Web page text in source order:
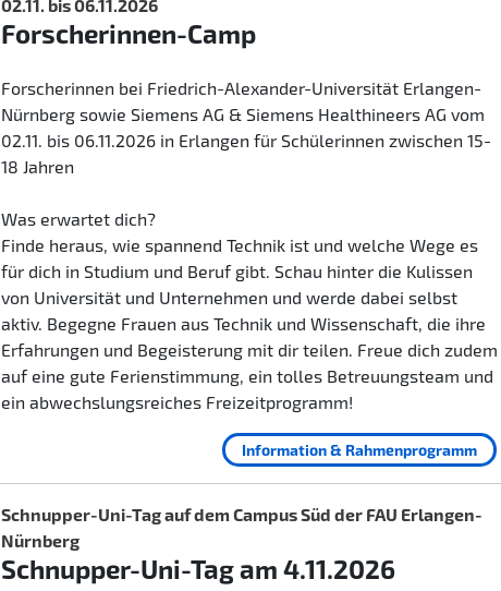
02.11. bis 06.11.2026
Forscherinnen-Camp
Forscherinnen bei Friedrich-Alexander-Universität Erlangen-
Nürnberg sowie Siemens AG & Siemens Healthineers AG vom
02.11. bis 06.11.2026 in Erlangen für Schülerinnen zwischen 15-
18 Jahren
Was erwartet dich?
Finde heraus, wie spannend Technik ist und welche Wege es
für dich in Studium und Beruf gibt. Schau hinter die Kulissen
von Universität und Unternehmen und werde dabei selbst
aktiv. Begegne Frauen aus Technik und Wissenschaft, die ihre
Erfahrungen und Begeisterung mit dir teilen. Freue dich zudem
auf eine gute Ferienstimmung, ein tolles Betreuungsteam und
ein abwechslungsreiches Freizeitprogramm!
Information & Rahmenprogramm
Schnupper-Uni-Tag auf dem Campus Süd der FAU Erlangen-
Nürnberg
Schnupper-Uni-Tag am 4.11.2026